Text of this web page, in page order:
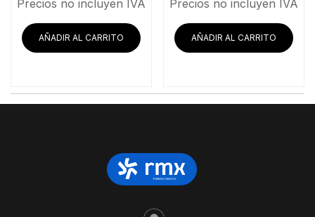
era:
$12,581.03.
es:
$11,794.83.
Precios no incluyen IVA
AÑADIR AL CARRITO
era:
$31,484.48.
Precios no incluyen IVA
AÑADIR AL CARRITO